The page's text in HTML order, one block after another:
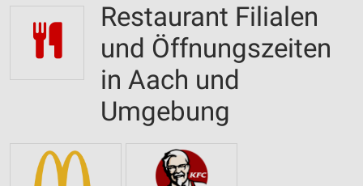
Restaurant Filialen
und Öffnungszeiten
in Aach und
Umgebung